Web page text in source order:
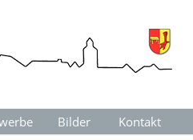
▼ Bilder ▼
Kontakt